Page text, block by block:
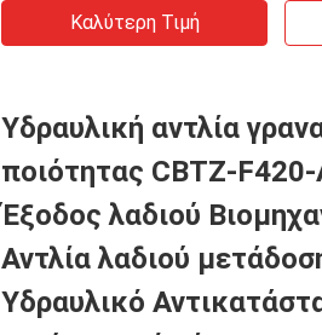
Καλύτερη Τιμή
Υδραυλική αντλία
ποιότητας CBTZ-
Έξοδος λαδιού
Αντλία λαδιού
Υδραυλικό